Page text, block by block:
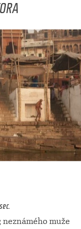
muže